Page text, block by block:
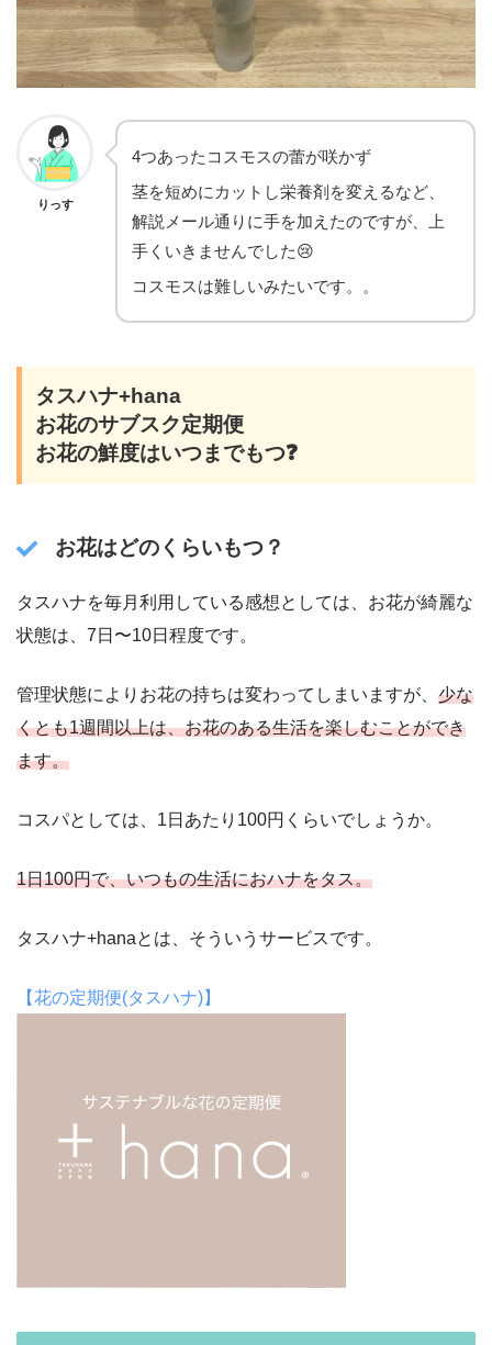
りっす
4つあったコスモスの蕾が咲かず
茎を短めにカットし栄養剤を変えるなど、
解説メール通りに手を加えたのですが、上
手くいきませんでした😢
コスモスは難しいみたいです。。
タスハナ+hana
お花のサブスク定期便
お花の鮮度はいつまでもつ❓
お花はどのくらいもつ？
タスハナを毎月利用している感想としては、お花が綺麗な
状態は、7日〜10日程度です。
管理状態によりお花の持ちは変わってしまいますが、 少な
くとも1週間以上は、お花のある生活を楽しむことができ
ます。
コスパとしては、1日あたり100円くらいでしょうか。
1日100円で、いつもの生活におハナをタス。
タスハナ+hanaとは、そういうサービスです。
【花の定期便(タスハナ)】